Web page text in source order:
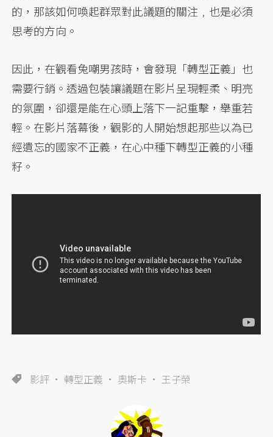
的，那該如何喚起群眾對此議題的關注﹐也是必須
思考的方向。
因此，在觀看兔嘲男孩時，會發現「轉型正義」也
需要行銷。透過包裝讓議題在影片呈現輕柔、明亮
的氛圍，卻還是能在心頭上落下一記重擊，舉重若
輕。在影片落幕後，觀影的人開始想起那些以為已
經遺忘的國家不正義，在心中種下轉型正義的小種
籽。
影評 轉型正義 奧斯卡 王子榮